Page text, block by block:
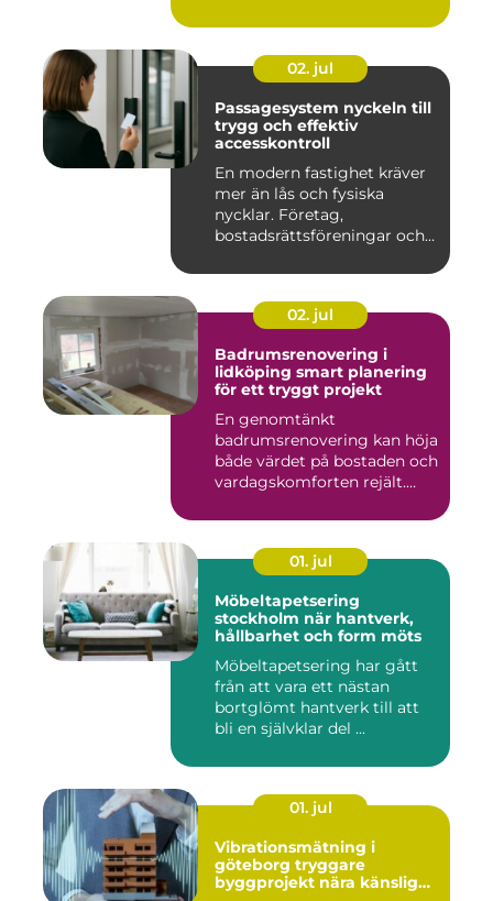
02. jul
Passagesystem nyckeln till
trygg och effektiv
accesskontroll
En modern fastighet kräver
mer än lås och fysiska
nycklar. Företag,
bostadsrättsföreningar och
02. jul
Badrumsrenovering i
lidköping smart planering
för ett tryggt projekt
En genomtänkt
badrumsrenovering kan höja
både värdet på bostaden och
vardagskomforten rejält.
01. jul
Möbeltapetsering
stockholm när hantverk,
hållbarhet och form möts
Möbeltapetsering har gått
från att vara ett nästan
bortglömt hantverk till att
bli en självklar del ...
01. jul
Vibrationsmätning i
göteborg tryggare
byggprojekt nära känsliga